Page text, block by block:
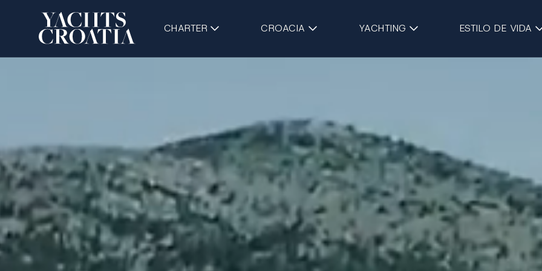
Saltar al contenido
CHARTER CROACIA YACHTING ESTILO DE VIDA